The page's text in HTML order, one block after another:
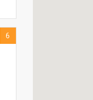
6